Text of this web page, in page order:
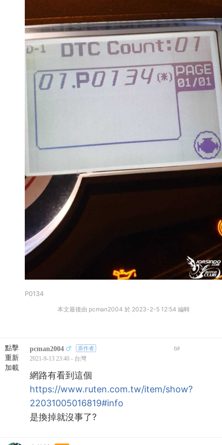
P0134
本文最後由 pcman2004 於 2023-2-5 12:54 編輯
點擊
重新
加載
pcman2004 原作者 6#
2021-9-13 23:40 - 台灣
網路有看到這個
https://www.ruten.com.tw/item/show?
22031005016819#info
是換掉就沒事了?